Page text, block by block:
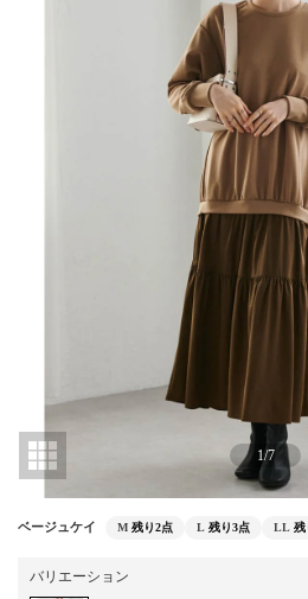
1/7
ベージュケイ M 残り2点 L 残り3点 LL 残
バリエーション